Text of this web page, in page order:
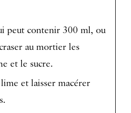
peut contenir 300 ml, ou
au mortier les
et le sucre.
et laisser macérer